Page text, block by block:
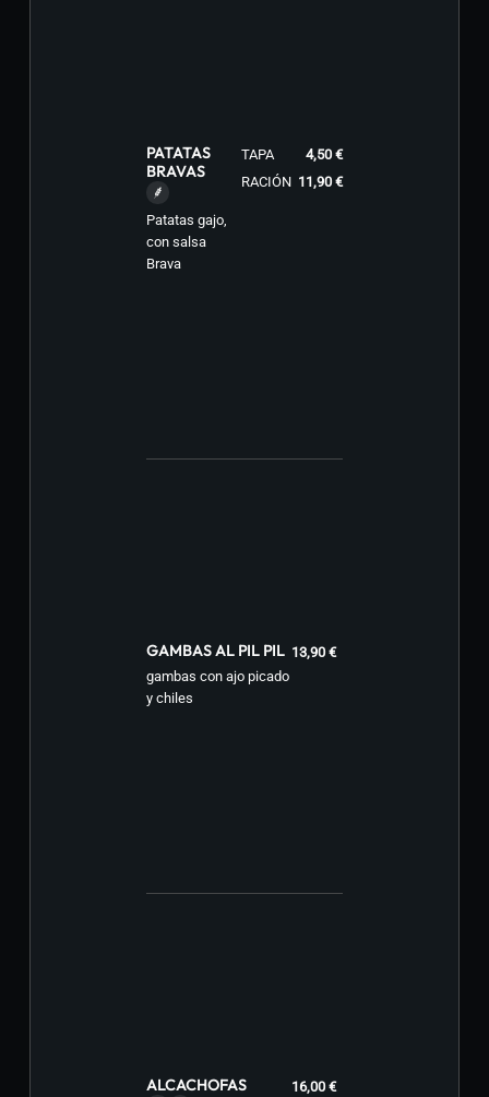
PATATAS
BRAVAS
Patatas gajo,
con salsa
Brava
TAPA
4,50 €
RACIÓN 11,90 €
GAMBAS AL PIL PIL
gambas con ajo picado
y chiles
13,90 €
ALCACHOFAS 16,00 €